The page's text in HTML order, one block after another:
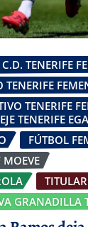
C.D. TENERIFE
TENERIFE
TENERIFE
TENERIFE
FÚTBOL
MOEVE
GRANADILLA